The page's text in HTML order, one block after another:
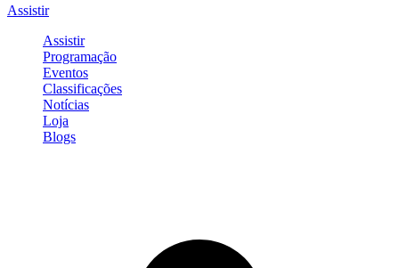
Assistir
Assistir
Programação
Eventos
Classificações
Notícias
Loja
Blogs